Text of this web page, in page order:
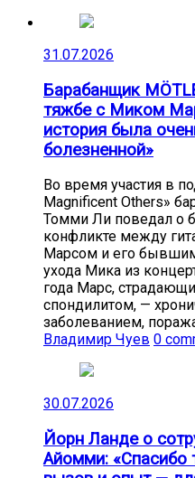
31.07.2026
Барабанщик
тяжбе с Миком
история была
болезненной»
Во время участия в
Magnificent Others»
Томми Ли поведал о
конфликте между
Марсом и его
ухода Мика из
года Марс,
спондилитом, —
заболеванием,
Владимир Чуев 0
30.07.2026
Йорн Ланде о
Айомми: «Спасибо